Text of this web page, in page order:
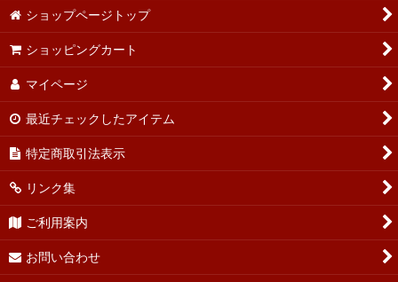
ショップページトップ
ショッピングカート
マイページ
最近チェックしたアイテム
特定商取引法表示
リンク集
ご利用案内
お問い合わせ